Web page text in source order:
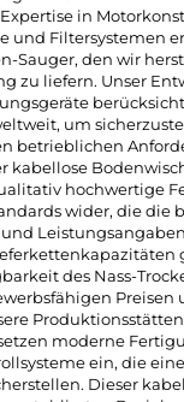
in
und Filtersystemen
Sauger, den wir
zu liefern. Unser
um
betrieblichen
kabellose
hochwertige
wider, die die
des Nass-
Preisen
moderne
ein, die
Dieser